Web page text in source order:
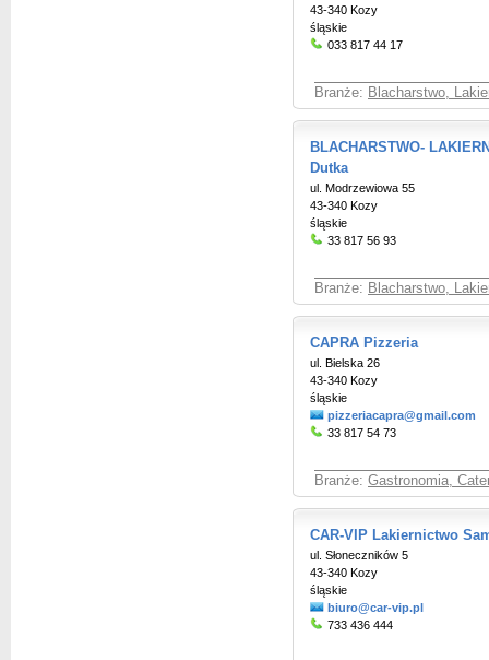
43-340 Kozy
śląskie
033 817 44 17
Branże: Blacharstwo,
BLACHARSTWO-
Dutka
ul. Modrzewiowa 55
43-340 Kozy
śląskie
33 817 56 93
Branże: Blacharstwo,
CAPRA Pizzeria
ul. Bielska 26
43-340 Kozy
śląskie
pizzeriacapra@gmail.com
33 817 54 73
Branże: Gastronomia,
CAR-VIP Lakiernictwo
ul. Słoneczników 5
43-340 Kozy
śląskie
biuro@car-vip.pl
733 436 444